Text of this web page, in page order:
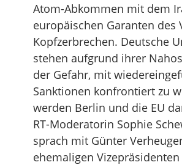
Atom-Abkommen mit dem
europäischen Garanten des
Kopfzerbrechen. Deutsche
stehen aufgrund ihrer
der Gefahr, mit
Sanktionen konfrontiert zu
werden Berlin und die EU
RT-Moderatorin Sophie
sprach mit Günter
ehemaligen